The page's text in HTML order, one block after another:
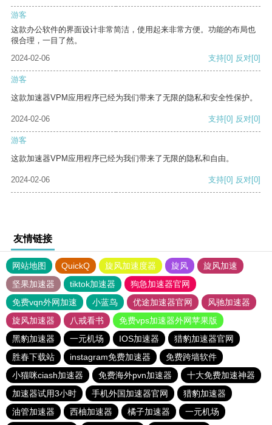
游客
这款办公软件的界面设计非常简洁，使用起来非常方便。功能的布局也
很合理，一目了然。
2024-02-06
支持[0] 反对[0]
游客
这款加速器VPM应用程序已经为我们带来了无限的隐私和安全性保护。
2024-02-06 支持[0] 反对[0]
游客
这款加速器VPM应用程序已经为我们带来了无限的隐私和自由。
2024-02-06 支持[0] 反对[0]
友情链接
网站地图 QuickQ 旋风加速度器 旋风
旋风加速
坚果加速器
tiktok加速器
狗急加速器官网
免费vqn外网加速
小蓝鸟 优途加速器官网
风驰加速器
旋风加速器
八戒看书
免费vps加速器外网苹果版
黑豹加速器
一元机场 IOS加速器
猎豹加速器官网
胜春下载站
instagram免费加速器
免费跨墙软件
小猫咪ciash加速器
免费海外pvn加速器
十大免费加速神器
加速器试用3小时
手机外国加速器官网
猎豹加速器
油管加速器
西柚加速器 橘子加速器 一元机场